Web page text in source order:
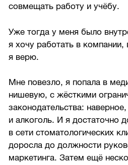
совмещать работу и учёбу.
Уже тогда у меня было
я хочу работать в компании,
я верю.
Мне повезло, я попала в
нишевую, с жёсткими
законодательства:
и алкоголь. И я достаточно
в сети стоматологических
доросла до должности
маркетинга. Затем ещё